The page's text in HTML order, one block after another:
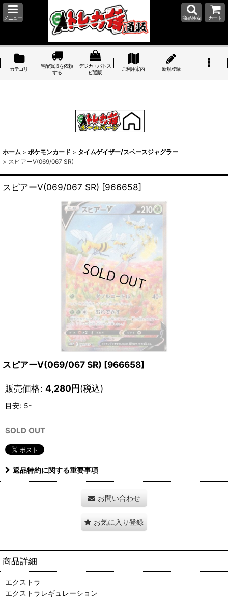
メニュー 商品検索 カート
カテゴリ
宅配買取を依頼
する
デジカ・バトス
ピ通販
ご利用案内 新規登録
ホーム > ポケモンカード > タイムゲイザー/スペースジャグラー
> スピアーV(069/067 SR)
スピアーV(069/067 SR) [966658]
スピアーV(069/067 SR) [966658]
販売価格: 4,280円(税込)
目安: 5-
SOLD OUT
返品特約に関する重要事項
お問い合わせ
お気に入り登録
商品詳細
エクストラ
エクストラレギュレーション